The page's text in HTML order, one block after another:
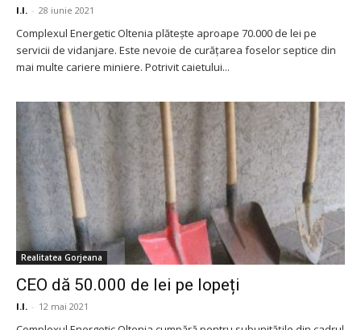
I.I. - 28 iunie 2021
Complexul Energetic Oltenia plătește aproape 70.000 de lei pe
servicii de vidanjare. Este nevoie de curățarea foselor septice din
mai multe cariere miniere. Potrivit caietului...
Realitatea Gorjeana
CEO dă 50.000 de lei pe lopeți
I.I. - 12 mai 2021